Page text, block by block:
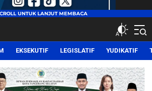
EKSEKUTIF LEGISLATIF YUDIKATIF